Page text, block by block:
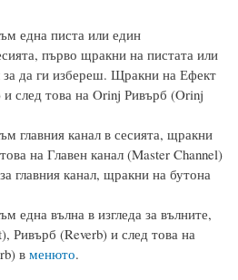
една писта или един
първо щракни на пистата или
за да ги избереш. Щракни на Ефект
след това на Orinj Ривърб (Orinj
главния канал в сесията, щракни
на Главен канал (Master Channel)
главния канал, щракни на бутона
една вълна в изгледа за вълните,
Ривърб (Reverb) и след това на
в менюто.